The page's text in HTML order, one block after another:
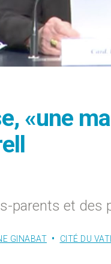
«une
parents et des
GINABAT CITÉ DU